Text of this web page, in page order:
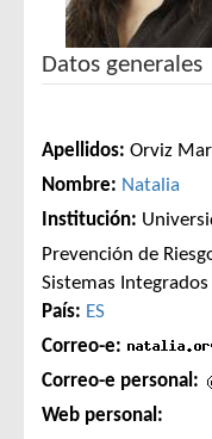
Datos generales
Apellidos: Orviz
Nombre: Natalia
Institución:
Prevención de
Sistemas
País: ES
Correo-e:
Correo-e personal:
Web personal: